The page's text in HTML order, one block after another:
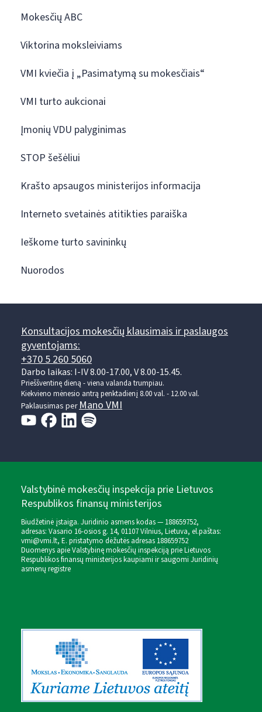
Mokesčių ABC
Viktorina moksleiviams
VMI kviečia į „Pasimatymą su mokesčiais“
VMI turto aukcionai
Įmonių VDU palyginimas
STOP šešėliui
Krašto apsaugos ministerijos informacija
Interneto svetainės atitikties paraiška
Ieškome turto savininkų
Nuorodos
Konsultacijos mokesčių klausimais ir paslaugos
gyventojams:
+370 5 260 5060
Darbo laikas: I-IV 8.00-17.00, V 8.00-15.45.
Prieššventinę dieną - viena valanda trumpiau.
Kiekvieno mėnesio antrą penktadienį 8.00 val. - 12.00 val.
Paklausimas perMano VMI
Valstybinė mokesčių inspekcija prie Lietuvos
Respublikos finansų ministerijos
Biudžetinė įstaiga. Juridinio asmens kodas — 188659752,
adresas: Vasario 16-osios g. 14, 01107 Vilnius, Lietuva, el.paštas:
vmi@vmi.lt, E. pristatymo dėžutės adresas 188659752
Duomenys apie Valstybinę mokesčių inspekciją prie Lietuvos
Respublikos finansų ministerijos kaupiami ir saugomi Juridinių
asmenų registre